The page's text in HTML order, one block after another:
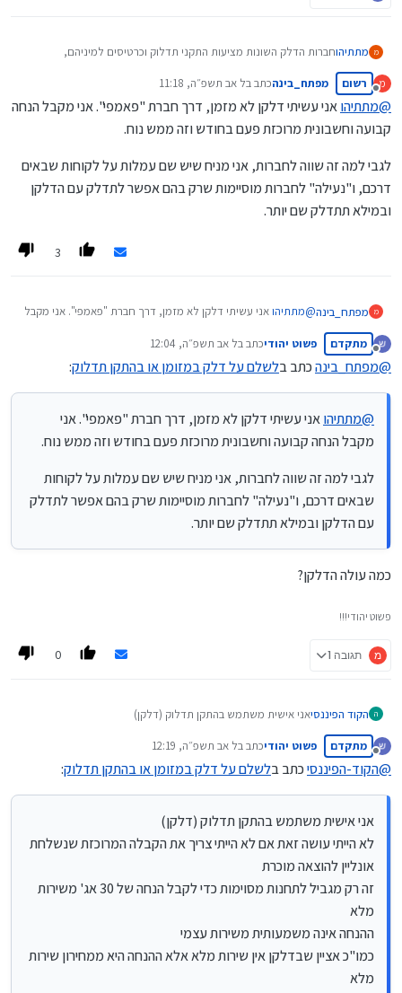
מ מתתיהוחברות הדלק השונות מציעות התקני תדלוק וכרטיסים למיניהם,
ומה הרווח של הלקוח
האם זה באמת שוה?
מ
מנותק
רשום מפתח_בינהכתב בל אב תשפ״ה, 11:18
נערך לאחרונה על ידי
@מתתיהואני עשיתי דלקן לא מזמן, דרך חברת "פאמפי". אני מקבל הנחה
קבועה וחשבונית מרוכזת פעם בחודש וזה ממש נוח.
לגבי למה זה שווה לחברות, אני מניח שיש שם עמלות על לקוחות שבאים
דרכם, ו"נעילה" לחברות מוסיימות שרק בהם אפשר לתדלק עם הדלקן
ובמילא תתדלק שם יותר.
3
מ מפתח_בינה@מתתיהואני עשיתי דלקן לא מזמן, דרך חברת "פאמפי". אני מקבל
לגבי למה זה שווה לחברות, אני מניח שיש שם עמלות על לקוחות
שבאים דרכם, ו"נעילה" לחברות מוסיימות שרק בהם אפשר לתדלק
מנותק
מתקדם פשוט יהודיכתב בל אב תשפ״ה, 12:04
נערך לאחרונה על ידי
@מפתח_בינהכתב בלשלם על דלק במזומן או בהתקן תדלוק:
@מתתיהואני עשיתי דלקן לא מזמן, דרך חברת "פאמפי". אני
מקבל הנחה קבועה וחשבונית מרוכזת פעם בחודש וזה ממש נוח.
לגבי למה זה שווה לחברות, אני מניח שיש שם עמלות על לקוחות
שבאים דרכם, ו"נעילה" לחברות מוסיימות שרק בהם אפשר לתדלק
עם הדלקן ובמילא תתדלק שם יותר.
כמה עולה הדלקן?
פשוט יהודי!!!
מ תגובה 1 0
ה הקוד הפיננסיאני אישית משתמש בהתקן תדלוק (דלקן)
שנשלחת אונליין להוצאה מוכרת
זה רק מגביל לתחנות מסוימות כדי לקבל הנחה של 30 אג' משירות
ההנחה אינה משמעותית משירות עצמי
כמו"כ אציין שבדלקן אין שירות מלא אלא ההנחה היא ממחירון שירות
מנותק
מתקדם פשוט יהודיכתב בל אב תשפ״ה, 12:19
נערך לאחרונה על ידי
@הקוד-הפיננסיכתב בלשלם על דלק במזומן או בהתקן תדלוק:
אני אישית משתמש בהתקן תדלוק (דלקן)
לא הייתי עושה זאת אם לא הייתי צריך את הקבלה המרוכזת שנשלחת
אונליין להוצאה מוכרת
זה רק מגביל לתחנות מסוימות כדי לקבל הנחה של 30 אג' משירות
מלא
ההנחה אינה משמעותית משירות עצמי
כמו"כ אציין שבדלקן אין שירות מלא אלא ההנחה היא ממחירון שירות
מלא